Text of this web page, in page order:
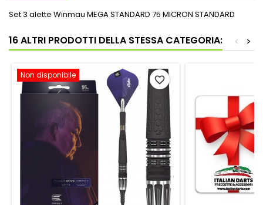
Set 3 alette Winmau MEGA STANDARD 75 MICRON STANDARD
16 ALTRI PRODOTTI DELLA STESSA CATEGORIA: >
<
Non disponibile favorite_border